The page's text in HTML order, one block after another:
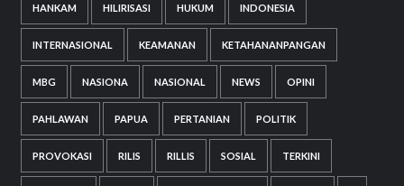
HANKAM HILIRISASI HUKUM INDONESIA
INTERNASIONAL KEAMANAN KETAHANANPANGAN
MBG NASIONA NASIONAL NEWS OPINI
PAHLAWAN PAPUA PERTANIAN POLITIK
PROVOKASI RILIS RILLIS SOSIAL TERKINI